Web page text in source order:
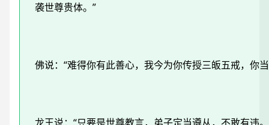
袭世尊贵体。”
佛说：“难得你有此善心，我今为你传授三皈五戒，你